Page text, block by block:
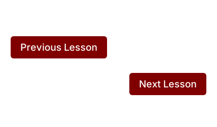
Previous Lesson
Next Lesson